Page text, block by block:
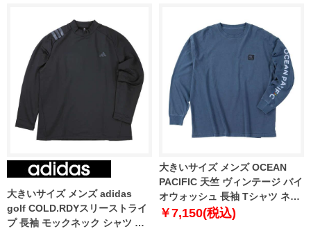
大きいサイズ メンズ adidas
golf COLD.RDYスリーストライ
プ 長袖 モックネック シャツ ブ
大きいサイズ メンズ OCEAN
PACIFIC 天竺 ヴィンテージ バイ
オウォッシュ 長袖 Tシャツ ネイ
ビー 1278-5340-1 3L 4L 5L 6L
￥7,150(税込)